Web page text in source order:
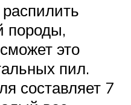
породы,
это
пил.
составляет 7